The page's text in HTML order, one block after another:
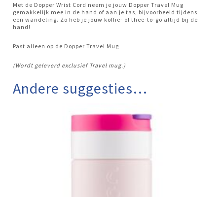
Met de Dopper Wrist Cord neem je jouw Dopper Travel Mug
gemakkelijk mee in de hand of aan je tas, bijvoorbeeld tijdens
een wandeling. Zo heb je jouw koffie- of thee-to-go altijd bij de
hand!
Past alleen op de Dopper Travel Mug
(Wordt geleverd exclusief Travel mug.)
Andere suggesties…